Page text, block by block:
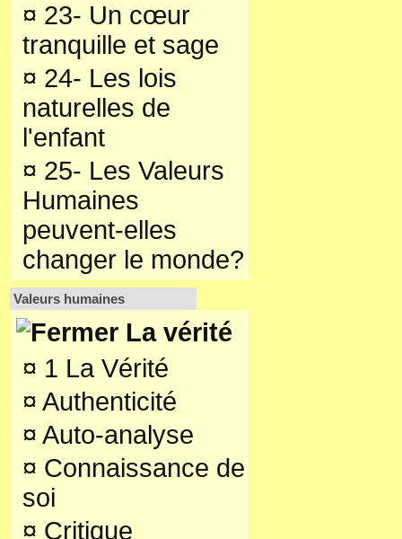
¤ 23- Un cœur
tranquille et sage
¤ 24- Les lois
naturelles de
l'enfant
¤ 25- Les Valeurs
Humaines
peuvent-elles
changer le monde?
Valeurs humaines
La vérité
¤ 1 La Vérité
¤ Authenticité
¤ Auto-analyse
¤ Connaissance de
soi
¤ Critique